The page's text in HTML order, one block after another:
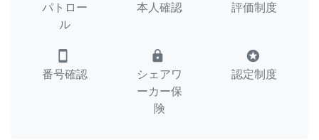
パトロー
ル
本人確認 評価制度
smartphone
番号確認
lock
シェアワ
ーカー保
険
stars
認定制度